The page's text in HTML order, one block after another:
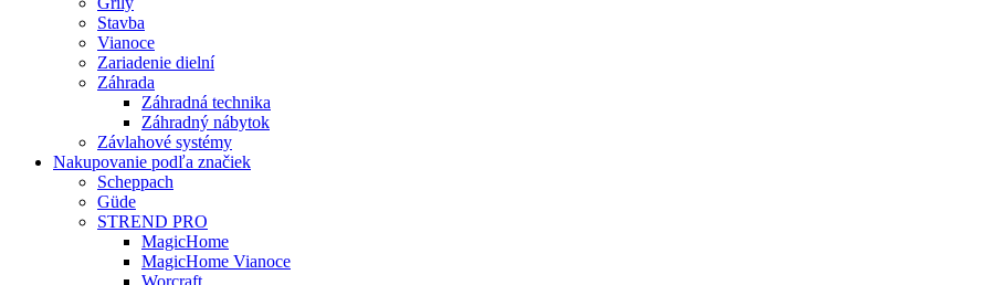
Stavba
Vianoce
Zariadenie dielní
Záhrada
Záhradná technika
Záhradný nábytok
Závlahové systémy
Nakupovanie podľa značiek
Scheppach
Güde
STREND PRO
MagicHome
MagicHome Vianoce
Worcraft